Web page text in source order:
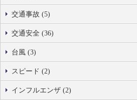
交通事故 (5)
交通安全 (36)
台風 (3)
スピード (2)
インフルエンザ (2)